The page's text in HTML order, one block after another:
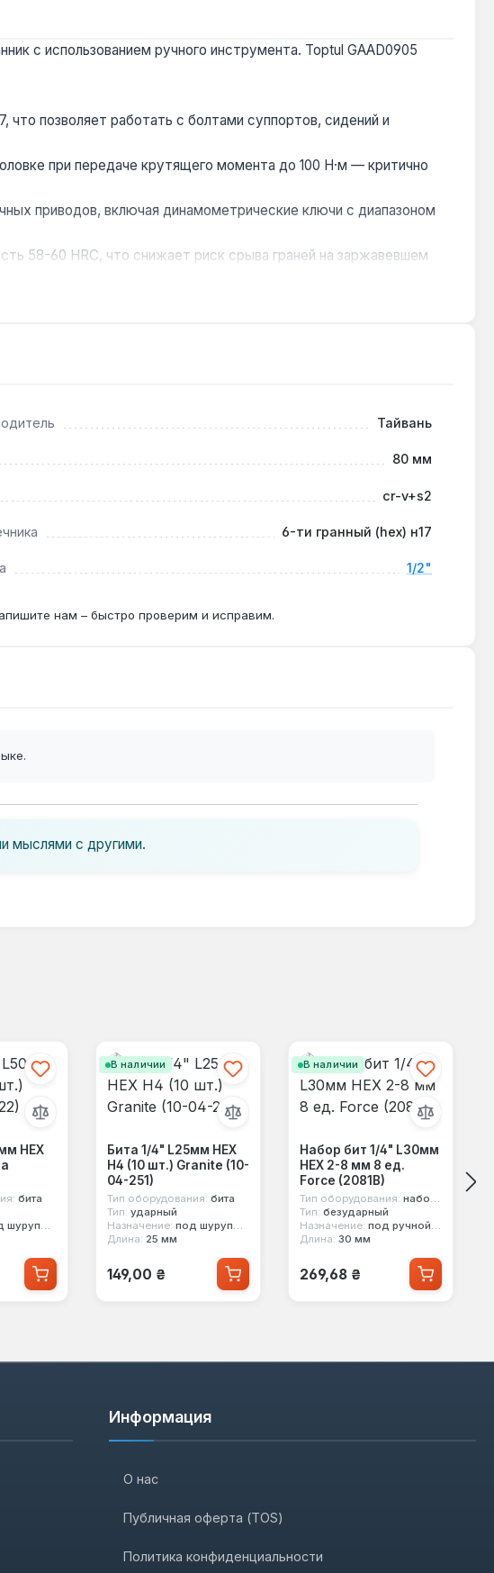
с использованием ручного инструмента. Toptul GAAD0905
что позволяет работать с болтами суппортов, сидений и
при передаче крутящего момента до 100 Н·м — критично
приводов, включая динамометрические ключи с диапазоном
58-60 HRC, что снижает риск срыва граней на заржавевшем
СТО или мебельного производства. Производство —
17 мм под ключ, что заменяет 9 отдельных головок.
Тайвань
80 мм
cr-v+s2
6-ти гранный (hex) н17
1/2"
нам – быстро проверим и исправим.
мыслями с другими.
HEX
бита
под ручной инструмент
В наличии
Бита 1/4" L25мм HEX
Н4 (10 шт.) Granite (10-
04-251)
Тип оборудования: бита
Тип: ударный
Назначение: под шуруповерт, под ручной инструмент
Длина: 25 мм
Обычная цена:
149,00 ₴
В наличии
Набор бит 1/4" L30мм
HEX 2-8 мм 8 ед.
Force (2081B)
Тип оборудования: набор бит
Тип: безударный
Назначение: под ручной инструмент
Длина: 30 мм
Обычная цена:
269,68 ₴
Информация
О нас
Публичная оферта (TOS)
Политика конфиденциальности